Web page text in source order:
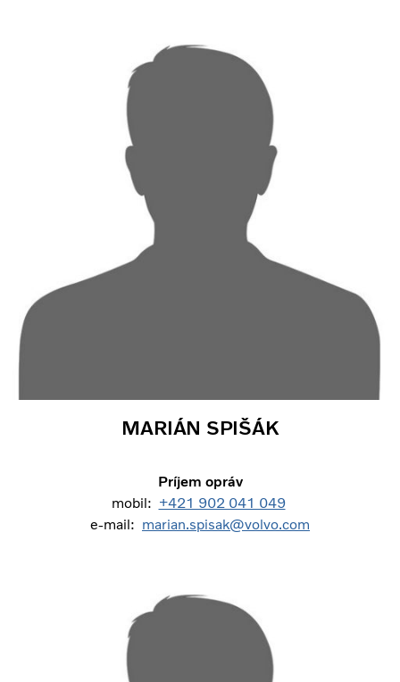
MARIÁN SPIŠÁK
Príjem opráv
mobil: +421 902 041 049
e-mail: marian.spisak@volvo.com